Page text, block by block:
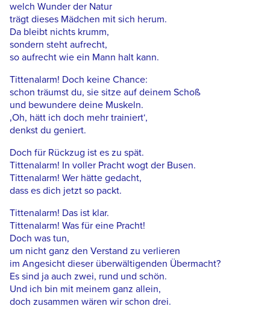
welch Wunder der Natur
trägt dieses Mädchen mit sich herum.
Da bleibt nichts krumm,
sondern steht aufrecht,
so aufrecht wie ein Mann halt kann.
Tittenalarm! Doch keine Chance:
schon träumst du, sie sitze auf deinem Schoß
und bewundere deine Muskeln.
‚Oh, hätt ich doch mehr trainiert‘,
denkst du geniert.
Doch für Rückzug ist es zu spät.
Tittenalarm! In voller Pracht wogt der Busen.
Tittenalarm! Wer hätte gedacht,
dass es dich jetzt so packt.
Tittenalarm! Das ist klar.
Tittenalarm! Was für eine Pracht!
Doch was tun,
um nicht ganz den Verstand zu verlieren
im Angesicht dieser überwältigenden Übermacht?
Es sind ja auch zwei, rund und schön.
Und ich bin mit meinem ganz allein,
doch zusammen wären wir schon drei.